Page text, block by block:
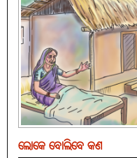
ଲୋକେ ବୋଲିବେ କଣ